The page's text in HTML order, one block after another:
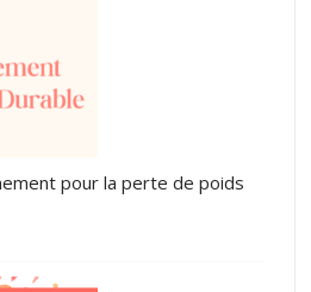
pour la perte de poids